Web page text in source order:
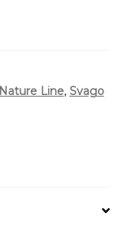
Nature Line, Svago